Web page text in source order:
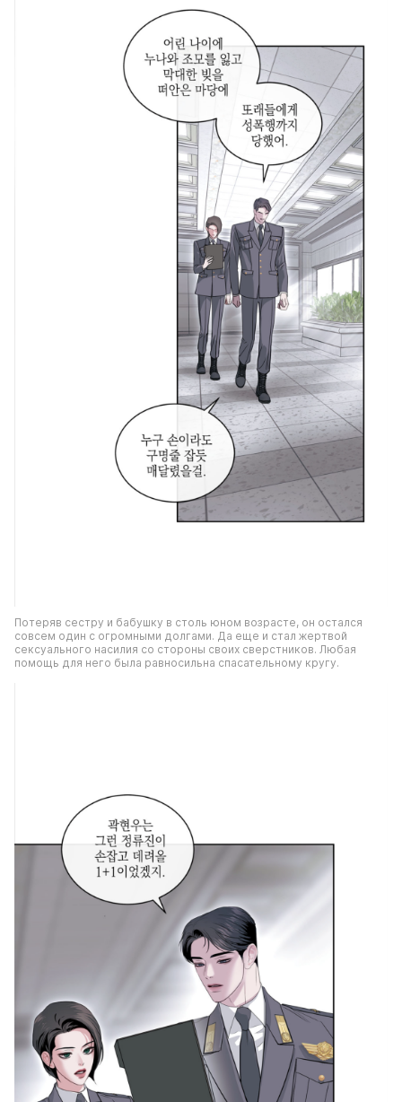
Потеряв сестру и бабушку в столь юном возрасте, он остался
совсем один с огромными долгами. Да еще и стал жертвой
сексуального насилия со стороны своих сверстников. Любая
помощь для него была равносильна спасательному кругу.